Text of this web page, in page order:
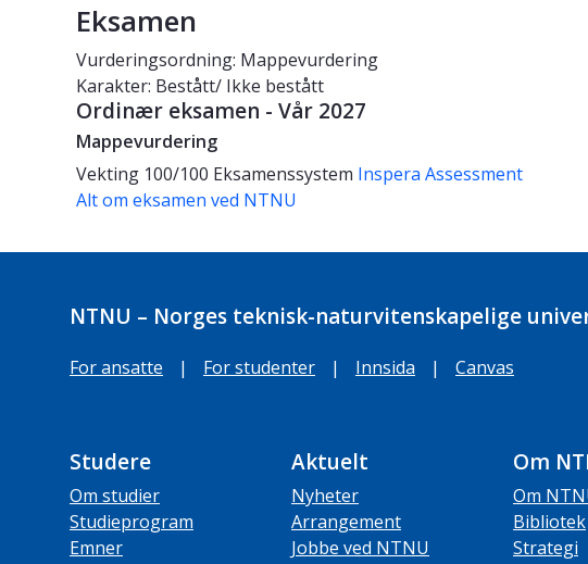
Eksamen
Vurderingsordning: Mappevurdering
Karakter: Bestått/ Ikke bestått
Ordinær eksamen - Vår 2027
Mappevurdering
Vekting 100/100 Eksamenssystem Inspera Assessment
Alt om eksamen ved NTNU
NTNU – Norges teknisk-naturvitenskapelige
For ansatte | For studenter | Innsida | Canvas
Studere
Om studier
Studieprogram
Emner
Aktuelt
Nyheter
Arrangement
Jobbe ved NTNU
Om
Om
Bibliotek
Strategi